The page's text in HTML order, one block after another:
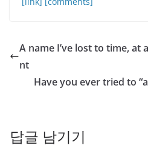
A name I’ve lost to time, at
nt
Have you ever tried to
답글 남기기